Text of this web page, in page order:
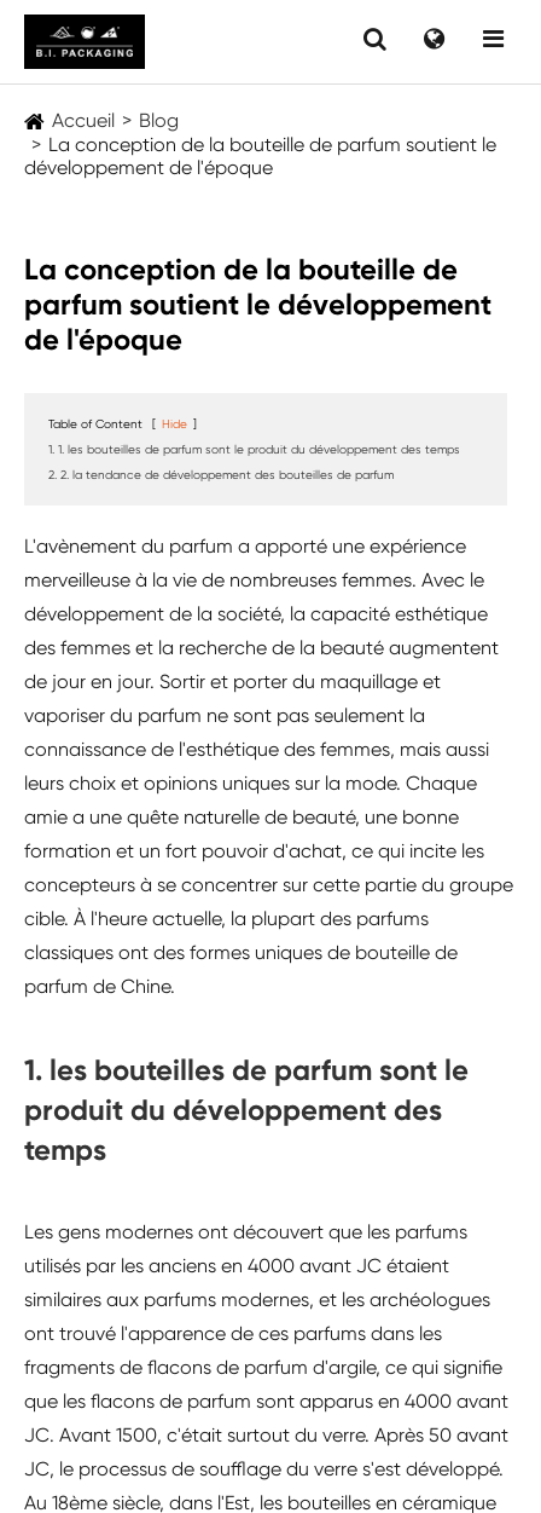
Accueil
Blog
La conception de la bouteille de parfum soutient le
développement de l'époque
La conception de la bouteille de
parfum soutient le développement
de l'époque
Table of Content [ Hide ]
1. 1. les bouteilles de parfum sont le produit du développement des temps
2. 2. la tendance de développement des bouteilles de parfum
L'avènement du parfum a apporté une expérience
merveilleuse à la vie de nombreuses femmes. Avec le
développement de la société, la capacité esthétique
des femmes et la recherche de la beauté augmentent
de jour en jour. Sortir et porter du maquillage et
vaporiser du parfum ne sont pas seulement la
connaissance de l'esthétique des femmes, mais aussi
leurs choix et opinions uniques sur la mode. Chaque
amie a une quête naturelle de beauté, une bonne
formation et un fort pouvoir d'achat, ce qui incite les
concepteurs à se concentrer sur cette partie du groupe
cible. À l'heure actuelle, la plupart des parfums
classiques ont des formes uniques de bouteille de
parfum de Chine.
1. les bouteilles de parfum sont le
produit du développement des
temps
Les gens modernes ont découvert que les parfums
utilisés par les anciens en 4000 avant JC étaient
similaires aux parfums modernes, et les archéologues
ont trouvé l'apparence de ces parfums dans les
fragments de flacons de parfum d'argile, ce qui signifie
que les flacons de parfum sont apparus en 4000 avant
JC. Avant 1500, c'était surtout du verre. Après 50 avant
JC, le processus de soufflage du verre s'est développé.
Au 18ème siècle, dans l'Est, les bouteilles en céramique